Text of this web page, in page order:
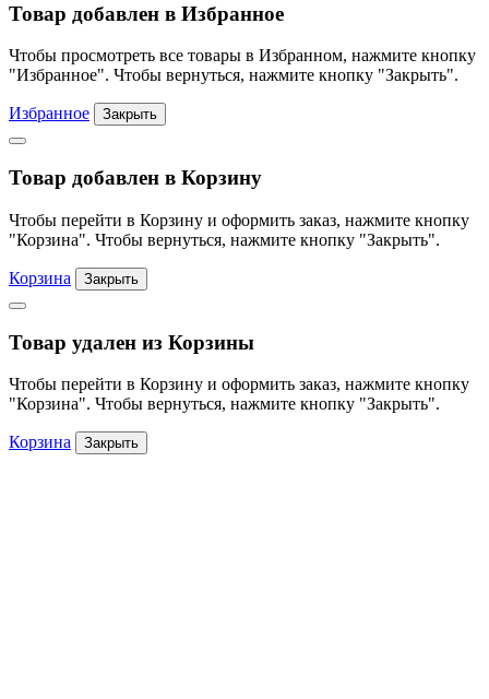
Товар добавлен в Избранное
Чтобы просмотреть все товары в Избранном, нажмите кнопку
"Избранное". Чтобы вернуться, нажмите кнопку "Закрыть".
Избранное Закрыть
Товар добавлен в Корзину
Чтобы перейти в Корзину и оформить заказ, нажмите кнопку
"Корзина". Чтобы вернуться, нажмите кнопку "Закрыть".
Корзина Закрыть
Товар удален из Корзины
Чтобы перейти в Корзину и оформить заказ, нажмите кнопку
"Корзина". Чтобы вернуться, нажмите кнопку "Закрыть".
Корзина Закрыть